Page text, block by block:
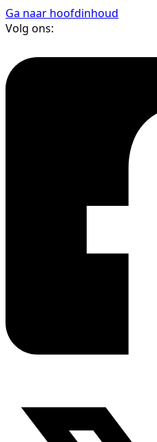
Ga naar hoofdinhoud
Volg ons: